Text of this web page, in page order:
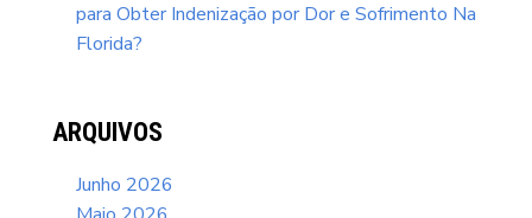
para Obter Indenização por Dor e Sofrimento Na
Florida?
ARQUIVOS
Junho 2026